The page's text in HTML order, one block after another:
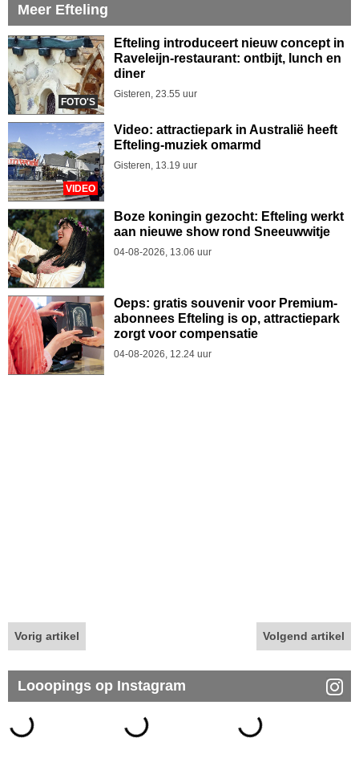
Meer Efteling
FOTO'S
Efteling introduceert nieuw concept in
Raveleijn-restaurant: ontbijt, lunch en
diner
Gisteren, 23.55 uur
VIDEO
Video: attractiepark in Australië heeft
Efteling-muziek omarmd
Gisteren, 13.19 uur
Boze koningin gezocht: Efteling werkt
aan nieuwe show rond Sneeuwwitje
04-08-2026, 13.06 uur
Oeps: gratis souvenir voor Premium-
abonnees Efteling is op, attractiepark
zorgt voor compensatie
04-08-2026, 12.24 uur
Vorig artikel Volgend artikel
Looopings op Instagram